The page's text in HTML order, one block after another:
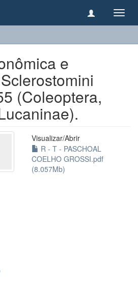
e
(Coleoptera,
Visualizar/Abrir
R - T - PASCHOAL
COELHO GROSSI.pdf
(8.057Mb)